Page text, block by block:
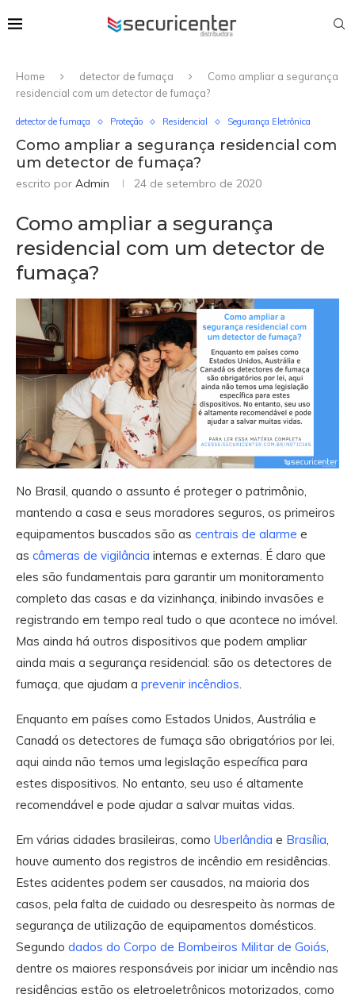
Home detector de fumaça
Como ampliar a segurança
residencial com um detector de fumaça?
detector de fumaça Proteção Residencial Segurança Eletrônica
Como ampliar a segurança residencial com
um detector de fumaça?
escrito por Admin 24 de setembro de 2020
Como ampliar a segurança
residencial com um detector de
fumaça?
No Brasil, quando o assunto é proteger o patrimônio,
mantendo a casa e seus moradores seguros, os primeiros
equipamentos buscados são as centrais de alarme e
as câmeras de vigilância internas e externas. É claro que
eles são fundamentais para garantir um monitoramento
completo das casas e da vizinhança, inibindo invasões e
registrando em tempo real tudo o que acontece no imóvel.
Mas ainda há outros dispositivos que podem ampliar
ainda mais a segurança residencial: são os detectores de
fumaça, que ajudam a prevenir incêndios
Enquanto em países como Estados Unidos, Austrália e
Canadá os detectores de fumaça são obrigatórios por lei,
aqui ainda não temos uma legislação específica para
estes dispositivos. No entanto, seu uso é altamente
recomendável e pode ajudar a salvar muitas vidas.
Em várias cidades brasileiras, como Uberlândia e Brasília
houve aumento dos registros de incêndio em residências.
Estes acidentes podem ser causados, na maioria dos
casos, pela falta de cuida­do ou desrespeito às normas de
segurança de utilização de equi­pamentos domésticos.
Segundo dados do Corpo de Bombeiros Militar de Goiás
dentre os maiores res­ponsáveis por iniciar um incêndio nas
residências estão os eletroeletrônicos motorizados, como